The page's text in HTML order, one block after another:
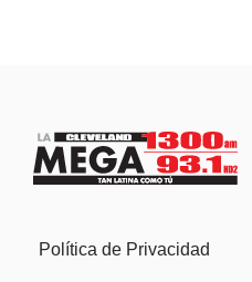
Política de Privacidad